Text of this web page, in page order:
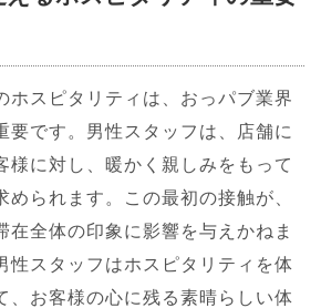
ホスピタリティは、おっパブ業界
要です。男性スタッフは、店舗に
様に対し、暖かく親しみをもって
められます。この最初の接触が、
在全体の印象に影響を与えかねま
性スタッフはホスピタリティを体
、お客様の心に残る素晴らしい体